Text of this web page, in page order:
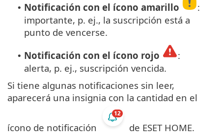
• Notificación con el ícono amarillo
:
importante, p. ej., la suscripción está a
punto de vencerse.
• Notificación con el ícono rojo
:
alerta, p. ej., suscripción vencida.
Si tiene algunas notificaciones sin leer,
aparecerá una insignia con la cantidad en el
ícono de notificación de ESET HOME.